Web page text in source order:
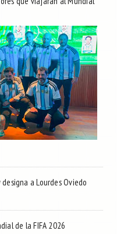
a Lourdes Oviedo
de la FIFA 2026